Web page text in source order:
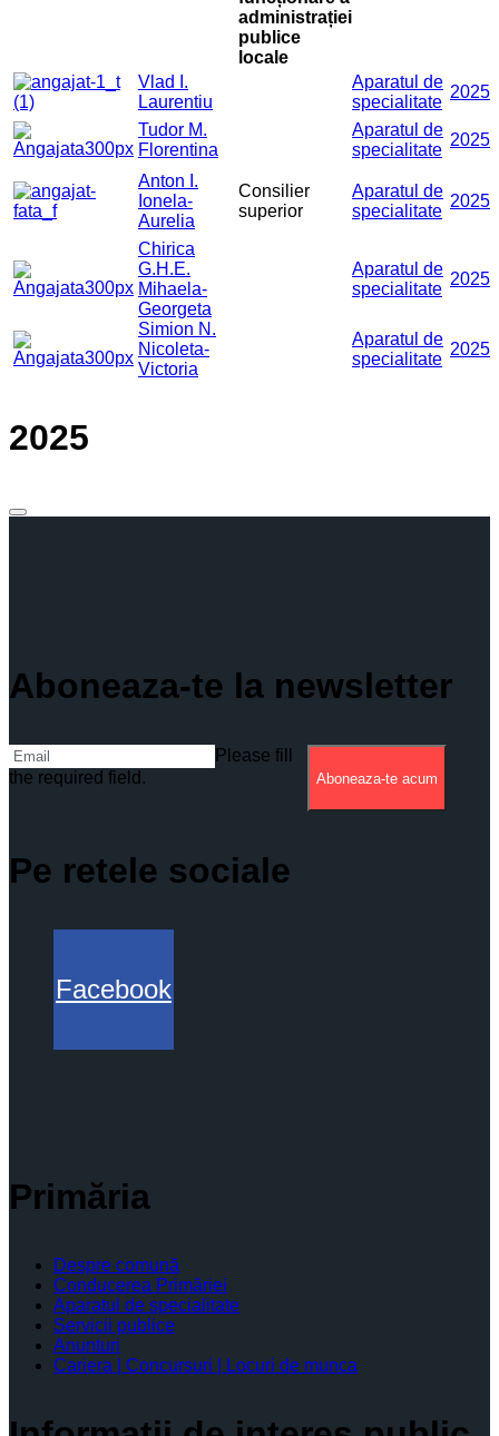
administrației
publice
locale
Vlad I.
Laurentiu
Aparatul de
specialitate
2025
Tudor M.
Florentina
Aparatul de
specialitate
2025
Anton I.
Ionela-
Aurelia
Consilier
superior
Aparatul de
specialitate
2025
Chirica
G.H.E.
Mihaela-
Georgeta
Aparatul de
specialitate
2025
Simion N.
Nicoleta-
Victoria
Aparatul de
specialitate
2025
2025
Aboneaza-te la newsletter
Please fill
the required field.
Aboneaza-te acum
Pe retele sociale
Facebook
Primăria
Despre comună
Conducerea Primăriei
Aparatul de specialitate
Servicii publice
Anunturi
Cariera | Concursuri | Locuri de munca